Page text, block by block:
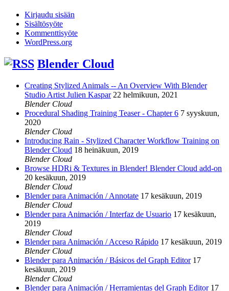
Kirjaudu sisään
Sisältösyöte
Kommenttisyöte
WordPress.org
Blender Cloud
Creating Stylized Animals -- An Overview With Blender
Studio Artist Julien Kaspar 22 helmikuun, 2021
Blender Cloud
Procedural Shading Training Teaser - Chapter 6 7 syyskuun,
2020
Blender Cloud
Introducing Rain - Stylized Character Workflow Training on
Blender Cloud 18 heinäkuun, 2019
Blender Cloud
Browse HDRi & Textures in Blender! Blender Cloud add-on
20 kesäkuun, 2019
Blender Cloud
Blender para Animación / Annotate 17 kesäkuun, 2019
Blender Cloud
Blender para Animación / Interfaz de Usuario 17 kesäkuun,
2019
Blender Cloud
Blender para Animación / Acceso Rápido 17 kesäkuun, 2019
Blender Cloud
Blender para Animación / Básicos del Graph Editor 17
kesäkuun, 2019
Blender Cloud
Blender para Animación / Herramientas del Graph Editor 17